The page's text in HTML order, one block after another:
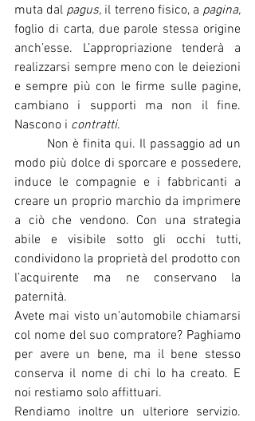
muta dal pagus, il terreno fisico, a pagina,
foglio di carta, due parole stessa origine
anch’esse. L’appropriazione tenderà a
realizzarsi sempre meno con le deiezioni
e sempre più con le firme sulle pagine,
cambiano i supporti ma non il fine.
Nascono i contratti.
modo più dolce di sporcare e possedere,
induce le compagnie e i fabbricanti a
creare un proprio marchio da imprimere
a ciò che vendono. Con una strategia
abile e visibile sotto gli occhi tutti,
condividono la proprietà del prodotto con
l’acquirente ma ne conservano la
paternità.
Avete mai visto un’automobile chiamarsi
col nome del suo compratore? Paghiamo
per avere un bene, ma il bene stesso
conserva il nome di chi lo ha creato. E
noi restiamo solo affittuari.
Rendiamo inoltre un ulteriore servizio.